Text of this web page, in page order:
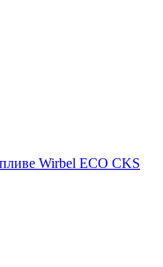
Wirbel ECO CKS